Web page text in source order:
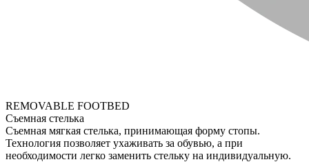
REMOVABLE FOOTBED
Съемная стелька
Съемная мягкая стелька, принимающая форму стопы.
Технология позволяет ухаживать за обувью, а при
необходимости легко заменить стельку на индивидуальную.